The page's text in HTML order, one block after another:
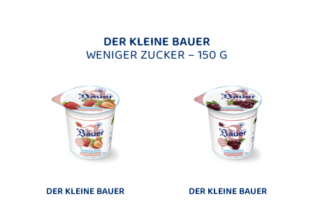
DER KLEINE BAUER
WENIGER ZUCKER – 150 G
DER KLEINE BAUER
DER KLEINE BAUER